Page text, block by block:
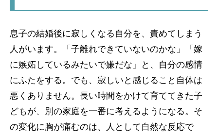
息子の結婚後に寂しくなる自分を、責めてしまう
人がいます。「子離れできていないのかな」「嫁
に嫉妬しているみたいで嫌だな」と、自分の感情
にふたをする。でも、寂しいと感じること自体は
悪くありません。長い時間をかけて育ててきた子
どもが、別の家庭を一番に考えるようになる。そ
の変化に胸が痛むのは、人として自然な反応で